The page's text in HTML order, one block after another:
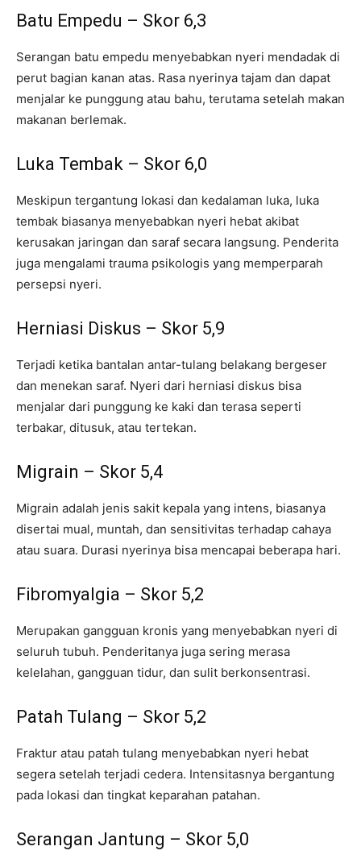
Batu Empedu – Skor 6,3
Serangan batu empedu menyebabkan nyeri mendadak di
perut bagian kanan atas. Rasa nyerinya tajam dan dapat
menjalar ke punggung atau bahu, terutama setelah makan
makanan berlemak.
Luka Tembak – Skor 6,0
Meskipun tergantung lokasi dan kedalaman luka, luka
tembak biasanya menyebabkan nyeri hebat akibat
kerusakan jaringan dan saraf secara langsung. Penderita
juga mengalami trauma psikologis yang memperparah
persepsi nyeri.
Herniasi Diskus – Skor 5,9
Terjadi ketika bantalan antar-tulang belakang bergeser
dan menekan saraf. Nyeri dari herniasi diskus bisa
menjalar dari punggung ke kaki dan terasa seperti
terbakar, ditusuk, atau tertekan.
Migrain – Skor 5,4
Migrain adalah jenis sakit kepala yang intens, biasanya
disertai mual, muntah, dan sensitivitas terhadap cahaya
atau suara. Durasi nyerinya bisa mencapai beberapa hari.
Fibromyalgia – Skor 5,2
Merupakan gangguan kronis yang menyebabkan nyeri di
seluruh tubuh. Penderitanya juga sering merasa
kelelahan, gangguan tidur, dan sulit berkonsentrasi.
Patah Tulang – Skor 5,2
Fraktur atau patah tulang menyebabkan nyeri hebat
segera setelah terjadi cedera. Intensitasnya bergantung
pada lokasi dan tingkat keparahan patahan.
Serangan Jantung – Skor 5,0